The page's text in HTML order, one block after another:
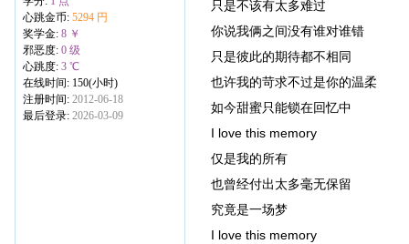
心跳金币: 5294 円
奖学金: 8 ￥
邪恶度: 0 级
心跳度: 3 ℃
在线时间: 150(小时)
注册时间: 2012-06-18
最后登录: 2026-03-09
只是不该有太多难过
你说我俩之间没有谁对谁错
只是彼此的期待都不相同
也许我的苛求不过是你的温柔
如今甜蜜只能锁在回忆中
I love this memory
仅是我的所有
也曾经付出太多毫无保留
究竟是一场梦
I love this memory